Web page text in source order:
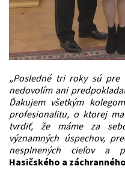
„Posledné tri roky sú
nedovolím ani
Ďakujem všetkým
profesionalitu, o ktorej
tvrdiť, že máme za
významných úspechov,
nesplnených cieľov a
Hasičského a